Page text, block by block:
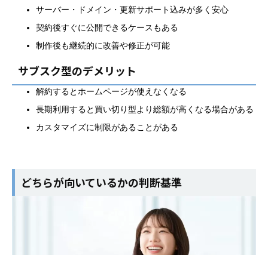
サーバー・ドメイン・更新サポート込みが多く安心
契約後すぐに公開できるケースもある
制作後も継続的に改善や修正が可能
サブスク型のデメリット
解約するとホームページが使えなくなる
長期利用すると買い切り型より総額が高くなる場合がある
カスタマイズに制限があることがある
どちらが向いているかの判断基準